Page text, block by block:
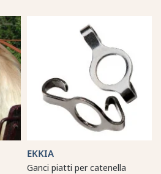
EKKIA
Ganci piatti per catenella